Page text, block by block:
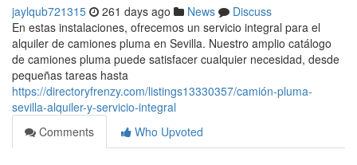
jaylqub721315 261 days ago News
Discuss
En estas instalaciones, ofrecemos un servicio integral para el
alquiler de camiones pluma en Sevilla. Nuestro amplio catálogo
de camiones pluma puede satisfacer cualquier necesidad, desde
pequeñas tareas hasta
https://directoryfrenzy.com/listings13330357/camión-pluma-
sevilla-alquiler-y-servicio-integral
Comments
Who Upvoted